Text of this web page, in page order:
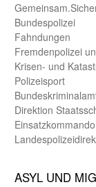
Bundes­polizei
Fahndungen
Fremdenpolizei
Krisen- und
Polizeisport
Direktion
ASYL UND